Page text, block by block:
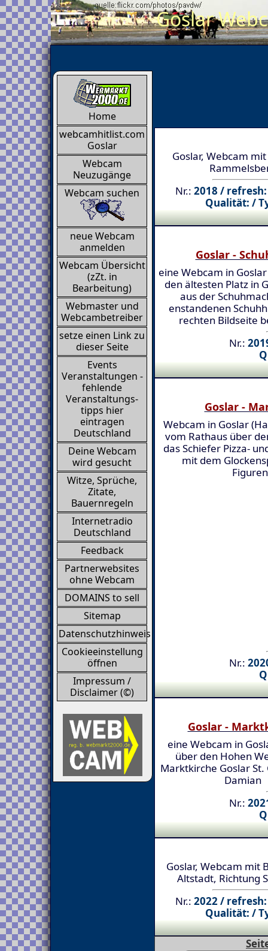
Goslar
Home
webcamhitlist.com
Goslar
Webcam
Neuzugänge
Webcam suchen
neue Webcam
anmelden
Webcam Übersicht
(zZt. in
Bearbeitung)
Webmaster und
Webcambetreiber
setze einen Link zu
dieser Seite
Events
Veranstaltungen -
fehlende
Veranstaltungs-
tipps hier
eintragen
Deutschland
Deine Webcam
wird gesucht
Witze, Sprüche,
Zitate,
Bauernregeln
Internetradio
Deutschland
Feedback
Partnerwebsites
ohne Webcam
DOMAINS to sell
Sitemap
Datenschutzhinweis
Cookieeinstellung
öffnen
Impressum /
Disclaimer (©)
Goslar, Webcam
Nr.: 2018 /
Qualität: /
Goslar -
eine Webcam in
den ältesten Platz in
aus der
enstandenen
rechten Bildseite
Nr.:
Goslar -
Webcam in Goslar
vom Rathaus über
das Schiefer Pizza-
mit dem
Nr.:
Goslar -
eine Webcam in
über den Hohen
Marktkirche Goslar St.
Damian
Nr.:
Goslar, Webcam mit
Altstadt, Richtung
Nr.: 2022 /
Qualität: /